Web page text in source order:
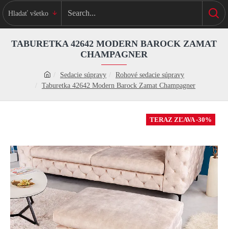
Hladať všetko
Sedacie súpravy
Rohové sedacie súpravy
Taburetka 42642 Modern Barock Zamat Champagner
TABURETKA 42642 MODERN BAROCK ZAMAT
CHAMPAGNER
TERAZ ZĽAVA -30%